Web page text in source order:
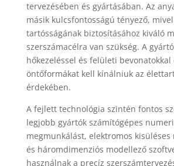
tervezésében és gyártásában. Az
másik kulcsfontosságú tényező,
tartósságának biztosításához kiváló
szerszámacélra van szükség. A
hőkezeléssel és felületi
öntőformákat kell kínálniuk az
érdekében.
A fejlett technológia szintén fontos
legjobb gyártók számítógépes
megmunkálást, elektromos
és háromdimenziós modellező
használnak a precíz